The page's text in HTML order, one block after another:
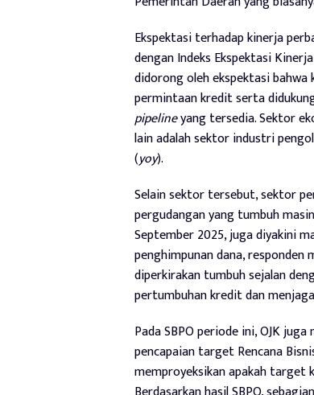
Ekspektasi terhadap kinerja
dengan Indeks Ekspektasi
didorong oleh ekspektasi
permintaan kredit serta
pipelineyang tersedia. Sektor
lain adalah sektor industri
(yoy).
Selain sektor tersebut, sektor
pergudangan yang tumbuh
September 2025, juga diyakini
penghimpunan dana,
diperkirakan tumbuh sejalan
pertumbuhan kredit dan
Pada SBPO periode ini, OJK
pencapaian target Rencana
memproyeksikan apakah target